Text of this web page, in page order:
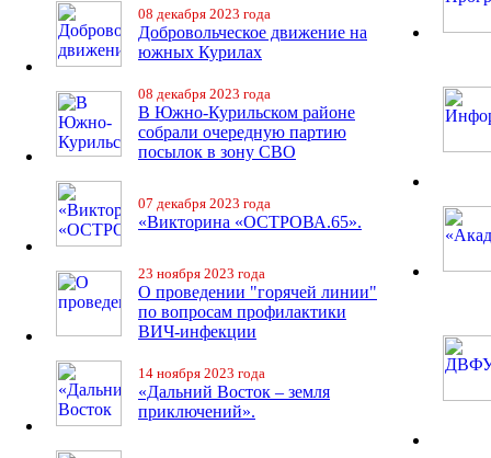
08 декабря 2023 года
Добровольческое движение на
южных Курилах
08 декабря 2023 года
В Южно-Курильском районе
собрали очередную партию
посылок в зону СВО
07 декабря 2023 года
«Викторина «ОСТРОВА.65».
23 ноября 2023 года
О проведении "горячей линии"
по вопросам профилактики
ВИЧ-инфекции
14 ноября 2023 года
«Дальний Восток – земля
приключений».